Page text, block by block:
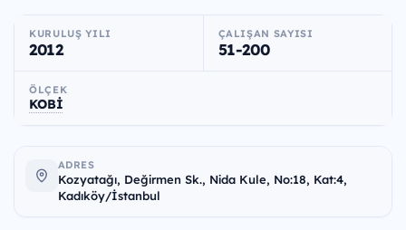
KURULUŞ YILI
2012
ÇALIŞAN SAYISI
51-200
ÖLÇEK
KOBİ
ADRES
Kozyatağı, Değirmen Sk., Nida Kule, No:18, Kat:4,
Kadıköy/İstanbul